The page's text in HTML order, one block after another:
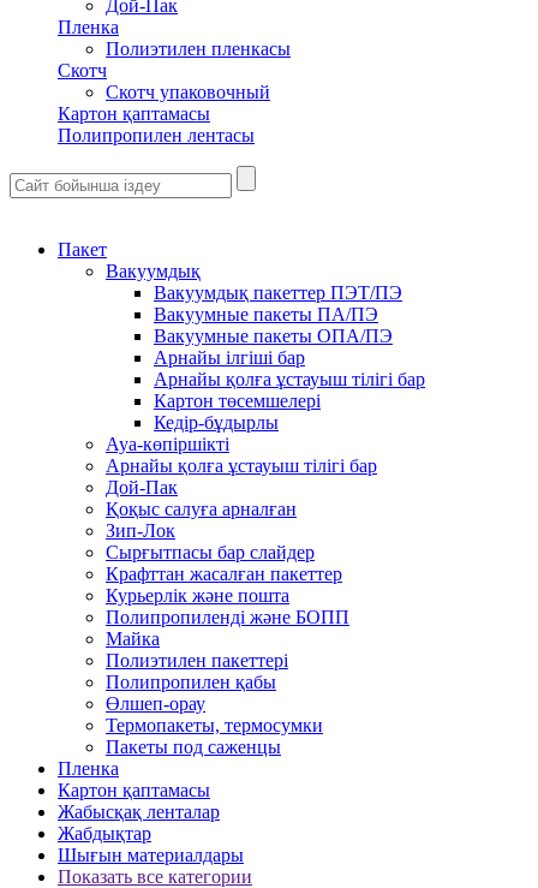
Дой-Пак
Пленка
Полиэтилен пленкасы
Скотч
Скотч упаковочный
Картон қаптамасы
Полипропилен лентасы
Пакет
Вакуумдық
Вакуумдық пакеттер ПЭТ/ПЭ
Вакуумные пакеты ПА/ПЭ
Вакуумные пакеты ОПА/ПЭ
Арнайы ілгіші бар
Арнайы қолға ұстауыш тілігі бар
Картон төсемшелері
Кедір-бұдырлы
Ауа-көпіршікті
Арнайы қолға ұстауыш тілігі бар
Дой-Пак
Қоқыс салуға арналған
Зип-Лок
Сырғытпасы бар слайдер
Крафттан жасалған пакеттер
Курьерлік және пошта
Полипропиленді және БОПП
Майка
Полиэтилен пакеттері
Полипропилен қабы
Өлшеп-орау
Термопакеты, термосумки
Пакеты под саженцы
Пленка
Картон қаптамасы
Жабысқақ ленталар
Жабдықтар
Шығын материалдары
Показать все категории